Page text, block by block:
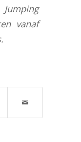
vanaf